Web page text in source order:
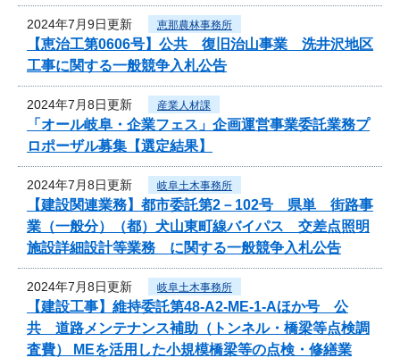
2024年7月9日更新 恵那農林事務所
【恵治工第0606号】公共 復旧治山事業 洗井沢地区
工事に関する一般競争入札公告
2024年7月8日更新 産業人材課
「オール岐阜・企業フェス」企画運営事業委託業務プ
ロポーザル募集【選定結果】
2024年7月8日更新 岐阜土木事務所
【建設関連業務】都市委託第2－102号 県単 街路事
業（一般分）（都）犬山東町線バイパス 交差点照明
施設詳細設計等業務 に関する一般競争入札公告
2024年7月8日更新 岐阜土木事務所
【建設工事】維持委託第48-A2-ME-1-Aほか号 公
共 道路メンテナンス補助（トンネル・橋梁等点検調
査費） MEを活用した小規模橋梁等の点検・修繕業